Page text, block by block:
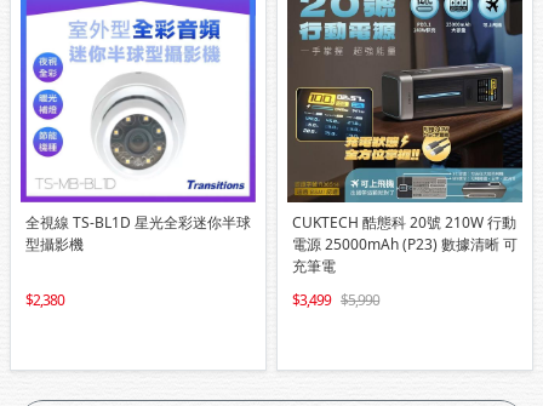
全視線 TS-BL1D 星光全彩迷你半球
型攝影機
2,380
CUKTECH 酷態科 20號 210W 行動
電源 25000mAh (P23) 數據清晰 可
充筆電
3,499
5,990